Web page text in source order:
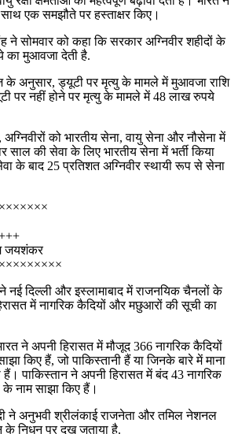
एक समझौते पर हस्ताक्षर किए।
ने सोमवार को कहा कि सरकार अग्निवीर शहीदों के
का मुआवजा देती है.
के अनुसार, ड्यूटी पर मृत्यु के मामले में मुआवजा राशि
पर नहीं होने पर मृत्यु के मामले में 48 लाख रुपये
को भारतीय सेना, वायु सेना और नौसेना में
साल की सेवा के लिए भारतीय सेना में भर्ती किया
के बाद 25 प्रतिशत अग्निवीर स्थायी रूप से सेना
जयशंकर
नई दिल्ली और इस्लामाबाद में राजनयिक चैनलों के
में नागरिक कैदियों और मछुआरों की सूची का
ने अपनी हिरासत में मौजूद 366 नागरिक कैदियों
किए हैं, जो पाकिस्तानी हैं या जिनके बारे में माना
हैं। पाकिस्तान ने अपनी हिरासत में बंद 43 नागरिक
नाम साझा किए हैं।
ने अनुभवी श्रीलंकाई राजनेता और तमिल नेशनल
निधन पर दुख जताया है.